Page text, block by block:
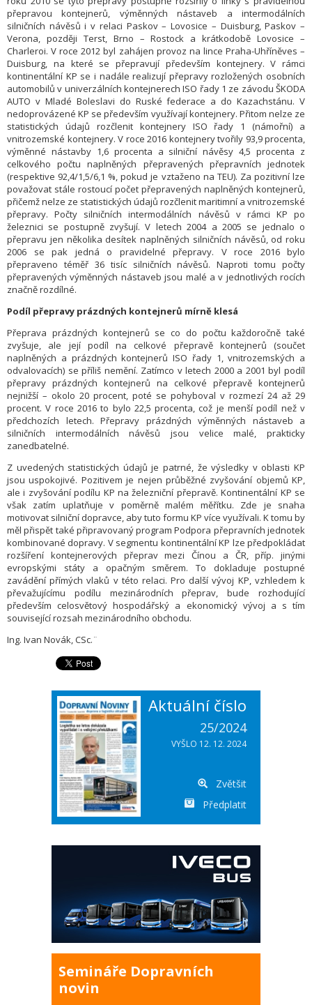
přepravou kontejnerů, výměnných nástaveb a intermodálních
silničních návěsů i v relaci Paskov – Lovosice – Duisburg, Paskov –
Verona, později Terst, Brno – Rostock a krátkodobě Lovosice –
Charleroi. V roce 2012 byl zahájen provoz na lince Praha-Uhříněves –
Duisburg, na které se přepravují především kontejnery. V rámci
kontinentální KP se i nadále realizují přepravy rozložených osobních
automobilů v univerzálních kontejnerech ISO řady 1 ze závodu ŠKODA
AUTO v Mladé Boleslavi do Ruské federace a do Kazachstánu. V
nedoprovázené KP se především využívají kontejnery. Přitom nelze ze
statistických údajů rozčlenit kontejnery ISO řady 1 (námořní) a
vnitrozemské kontejnery. V roce 2016 kontejnery tvořily 93,9 procenta,
výměnné nástavby 1,6 procenta a silniční návěsy 4,5 procenta z
celkového počtu naplněných přepravených přepravních jednotek
(respektive 92,4/1,5/6,1 %, pokud je vztaženo na TEU). Za pozitivní lze
považovat stále rostoucí počet přepravených naplněných kontejnerů,
přičemž nelze ze statistických údajů rozčlenit maritimní a vnitrozemské
přepravy. Počty silničních intermodálních návěsů v rámci KP po
železnici se postupně zvyšují. V letech 2004 a 2005 se jednalo o
přepravu jen několika desítek naplněných silničních návěsů, od roku
2006 se pak jedná o pravidelné přepravy. V roce 2016 bylo
přepraveno téměř 36 tisíc silničních návěsů. Naproti tomu počty
přepravených výměnných nástaveb jsou malé a v jednotlivých rocích
značně rozdílné.
Podíl přepravy prázdných kontejnerů mírně klesá
Přeprava prázdných kontejnerů se co do počtu každoročně také
zvyšuje, ale její podíl na celkové přepravě kontejnerů (součet
naplněných a prázdných kontejnerů ISO řady 1, vnitrozemských a
odvalovacích) se příliš nemění. Zatímco v letech 2000 a 2001 byl podíl
přepravy prázdných kontejnerů na celkové přepravě kontejnerů
nejnižší – okolo 20 procent, poté se pohyboval v rozmezí 24 až 29
procent. V roce 2016 to bylo 22,5 procenta, což je menší podíl než v
předchozích letech. Přepravy prázdných výměnných nástaveb a
silničních intermodálních návěsů jsou velice malé, prakticky
zanedbatelné.
Z uvedených statistických údajů je patrné, že výsledky v oblasti KP
jsou uspokojivé. Pozitivem je nejen průběžné zvyšování objemů KP,
ale i zvyšování podílu KP na železniční přepravě. Kontinentální KP se
však zatím uplatňuje v poměrně malém měřítku. Zde je snaha
motivovat silniční dopravce, aby tuto formu KP více využívali. K tomu by
měl přispět také připravovaný program Podpora přepravních jednotek
kombinované dopravy. V segmentu kontinentální KP lze předpokládat
rozšíření kontejnerových přeprav mezi Čínou a ČR, příp. jinými
evropskými státy a opačným směrem. To dokladuje postupné
zavádění přímých vlaků v této relaci. Pro další vývoj KP, vzhledem k
převažujícímu podílu mezinárodních přeprav, bude rozhodující
především celosvětový hospodářský a ekonomický vývoj a s tím
související rozsah mezinárodního obchodu.
Ing. Ivan Novák, CSc.¨
Aktuální číslo
25/2024
VYŠLO 12. 12. 2024
Zvětšit
Předplatit
Semináře Dopravních
novin